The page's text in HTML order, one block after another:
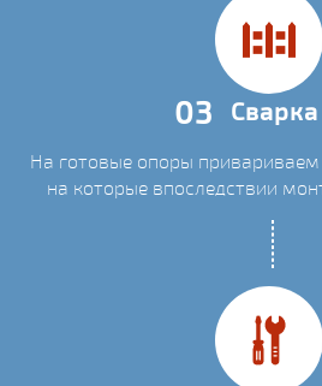
03
На готовые опоры привариваем
на которые впоследствии